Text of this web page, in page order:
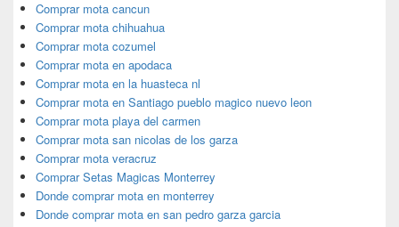
Comprar mota cancun
Comprar mota chihuahua
Comprar mota cozumel
Comprar mota en apodaca
Comprar mota en la huasteca nl
Comprar mota en Santiago pueblo magico nuevo leon
Comprar mota playa del carmen
Comprar mota san nicolas de los garza
Comprar mota veracruz
Comprar Setas Magicas Monterrey
Donde comprar mota en monterrey
Donde comprar mota en san pedro garza garcia